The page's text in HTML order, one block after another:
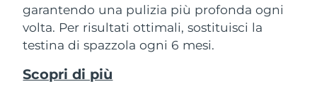
garantendo una pulizia più profonda ogni
volta. Per risultati ottimali, sostituisci la
testina di spazzola ogni 6 mesi.
Scopri di più